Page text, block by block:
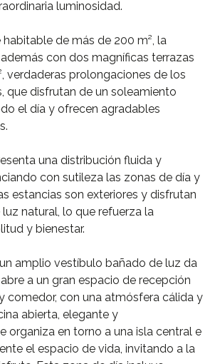
luminosidad.
habitable de más de 200 m², la
con dos magníficas terrazas
verdaderas prolongaciones de los
que disfrutan de un soleamiento
el día y ofrecen agradables
una distribución fluida y
con sutileza las zonas de día y
estancias son exteriores y disfrutan
natural, lo que refuerza la
y bienestar.
amplio vestíbulo bañado de luz da
a un gran espacio de recepción
comedor, con una atmósfera cálida y
abierta, elegante y
organiza en torno a una isla central e
el espacio de vida, invitando a la